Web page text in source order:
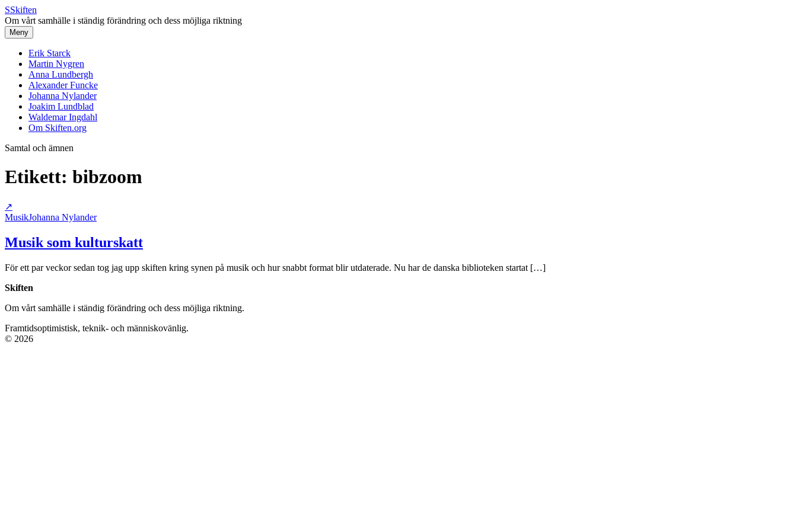
SSkiften
Om vårt samhälle i ständig förändring och dess möjliga riktning
Meny
Erik Starck
Martin Nygren
Anna Lundbergh
Alexander Funcke
Johanna Nylander
Joakim Lundblad
Waldemar Ingdahl
Om Skiften.org
Samtal och ämnen
Etikett: bibzoom
↗
MusikJohanna Nylander
Musik som kulturskatt
För ett par veckor sedan tog jag upp skiften kring synen på musik och hur snabbt format blir utdaterade. Nu har de danska biblioteken startat […]
Skiften
Om vårt samhälle i ständig förändring och dess möjliga riktning.
Framtidsoptimistisk, teknik- och människovänlig.
© 2026